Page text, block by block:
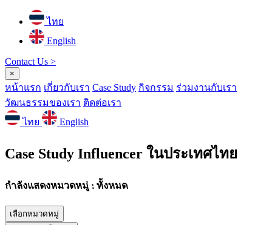
ไทย
English
Contact Us >
×
หน้าแรก เกี่ยวกับเรา Case Study กิจกรรม ร่วมงานกับเรา
วัฒนธรรมของเรา ติดต่อเรา
ไทย
English
Case Study Influencer ในประเทศไทย
กำลังแสดงหมวดหมู่ : ทั้งหมด
เลือกหมวดหมู่